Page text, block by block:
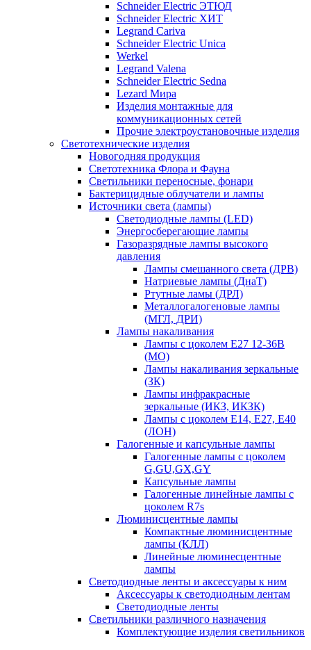
Schneider Electric ЭТЮД
Schneider Electric ХИТ
Legrand Cariva
Schneider Electric Unica
Werkel
Legrand Valena
Schneider Electric Sedna
Lezard Мира
Изделия монтажные для
коммуникационных сетей
Прочие электроустановочные изделия
Светотехнические изделия
Новогодняя продукция
Светотехника Флора и Фауна
Светильники переносные, фонари
Бактерицидные облучатели и лампы
Источники света (лампы)
Светодиодные лампы (LED)
Энергосберегающие лампы
Газоразрядные лампы высокого
давления
Лампы смешанного света (ДРВ)
Натриевые лампы (ДнаТ)
Ртутные ламы (ДРЛ)
Металлогалогеновые лампы
(МГЛ, ДРИ)
Лампы накаливания
Лампы с цоколем Е27 12-36В
(МО)
Лампы накаливания зеркальные
(ЗК)
Лампы инфракрасные
зеркальные (ИКЗ, ИКЗК)
Лампы с цоколем Е14, Е27, Е40
(ЛОН)
Галогенные и капсульные лампы
Галогенные лампы с цоколем
G,GU,GX,GY
Капсульные лампы
Галогенные линейные лампы с
цоколем R7s
Люминисцентные лампы
Компактные люминисцентные
лампы (КЛЛ)
Линейные люминесцентные
лампы
Светодиодные ленты и аксессуары к ним
Аксессуары к светодиодным лентам
Светодиодные ленты
Светильники различного назначения
Комплектующие изделия светильников